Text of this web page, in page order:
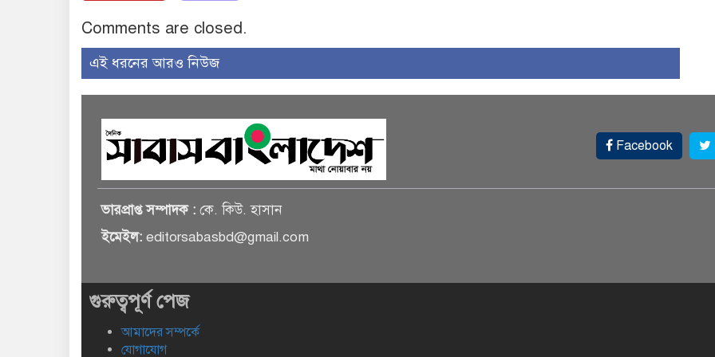
Comments are closed.
এই ধরনের আরও নিউজ
Facebook
ভারপ্রাপ্ত সম্পাদক : কে. কিউ. হাসান
ইমেইল: editorsabasbd@gmail.com
গুরুত্বপূর্ণ পেজ
আমাদের সম্পর্কে
যোগাযোগ